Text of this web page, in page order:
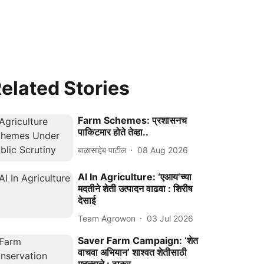
Stories
Farm Schemes: प्रशासनच
पाकिटमार होते तेव्हा..
बाळासाहेब पाटील 08 Aug 2026
AI In Agriculture: ‘एआय’च्या
मदतीने शेती उत्पादन वाढवा : शिरीष
देसाई
Team Agrowon 03 Jul 2026
Saver Farm Campaign: ‘शेत
वाचवा अभियान’ शाश्वत शेतीसाठी